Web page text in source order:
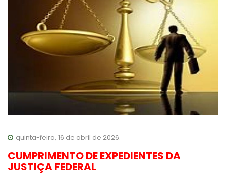
quinta-feira, 16 de abril de 2026.
CUMPRIMENTO DE EXPEDIENTES DA
JUSTIÇA FEDERAL